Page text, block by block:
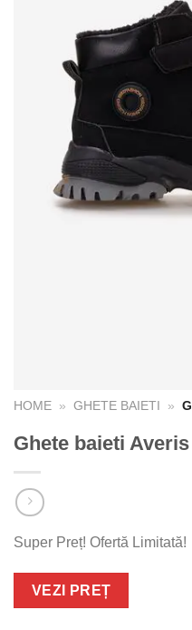
HOME » GHETE BAIETI »
Ghete baieti
Super Preț! Ofertă Limitată!
VEZI PREȚ